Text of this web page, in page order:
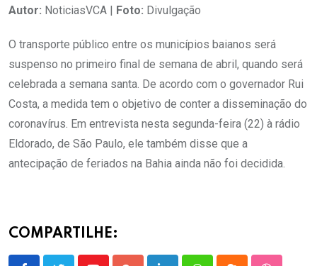
Autor: NoticiasVCA | Foto: Divulgação
O transporte público entre os municípios baianos será
suspenso no primeiro final de semana de abril, quando será
celebrada a semana santa. De acordo com o governador Rui
Costa, a medida tem o objetivo de conter a disseminação do
coronavírus. Em entrevista nesta segunda-feira (22) à rádio
Eldorado, de São Paulo, ele também disse que a
antecipação de feriados na Bahia ainda não foi decidida.
COMPARTILHE: